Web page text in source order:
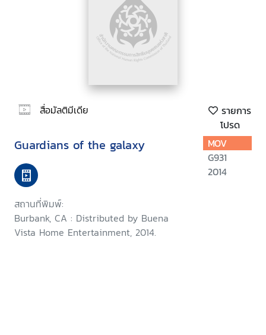
สื่อมัลติมีเดีย
รายการ
โปรด
Guardians of the galaxy
สถานที่พิมพ์:
Burbank, CA : Distributed by Buena
Vista Home Entertainment, 2014.
MOV
G931
2014